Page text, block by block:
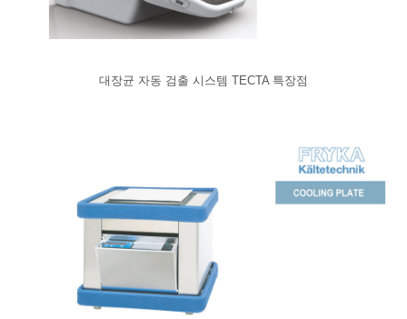
대장균 자동 검출 시스템 TECTA 특장점